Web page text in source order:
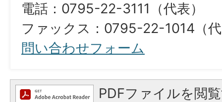
電話：0795-22-3111（代表）
ファックス：0795-22-1014（
問い合わせフォーム
PDFファイルを閲